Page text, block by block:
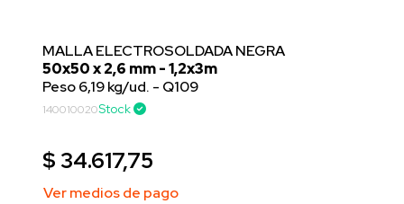
MALLA ELECTROSOLDADA NEGRA
50x50 x 2,6 mm - 1,2x3m
Peso 6,19 kg/ud. - Q109
140010020Stock
$ 34.617,75
Ver medios de pago